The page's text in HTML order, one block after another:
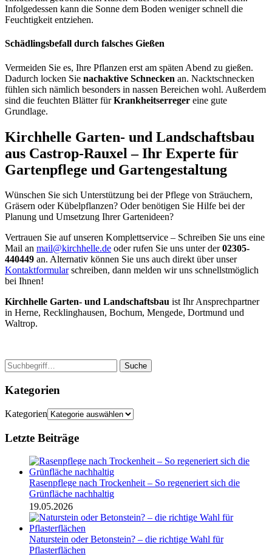
Infolgedessen kann die Sonne dem Boden weniger schnell die
Feuchtigkeit entziehen.
Schädlingsbefall durch falsches Gießen
Vermeiden Sie es, Ihre Pflanzen erst am späten Abend zu gießen.
Dadurch locken Sie nachaktive Schnecken an. Nacktschnecken
fühlen sich nämlich besonders in nassen Bereichen wohl. Außerdem
sind die feuchten Blätter fürKrankheitserreger eine gute
Grundlage.
Kirchhelle Garten- und Landschaftsbau
aus Castrop-Rauxel – Ihr Experte für
Gartenpflege und Gartengestaltung
Wünschen Sie sich Unterstützung bei der Pflege von Sträuchern,
Gräsern oder Kübelpflanzen? Oder benötigen Sie Hilfe bei der
Planung und Umsetzung Ihrer Gartenideen?
Vertrauen Sie auf unseren Komplettservice – Schreiben Sie uns eine
Mail an mail@kirchhelle.de oder rufen Sie uns unter der02305-
440449 an. Alternativ können Sie uns auch direkt über unser
Kontaktformularschreiben, dann melden wir uns schnellstmöglich
bei Ihnen!
Kirchhelle Garten- und Landschaftsbau ist Ihr Ansprechpartner
in Herne, Recklinghausen, Bochum, Mengede, Dortmund und
Waltrop.
Suche
Kategorien
Kategorien
Letzte Beiträge
Rasenpflege nach Trockenheit – So regeneriert sich die
Grünfläche nachhaltig
19.05.2026
Naturstein oder Betonstein? – die richtige Wahl für
Pflasterflächen